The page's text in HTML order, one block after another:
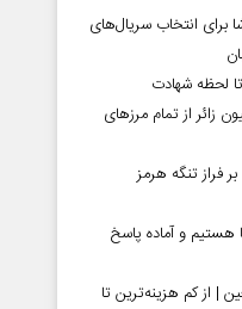
برای انتخاب سریال‌های
لحظه شهادت
از ۳ میلیون زائر از تمام مرز‌های
و آماده پاسخ
| از کم هزینه‌ترین تا